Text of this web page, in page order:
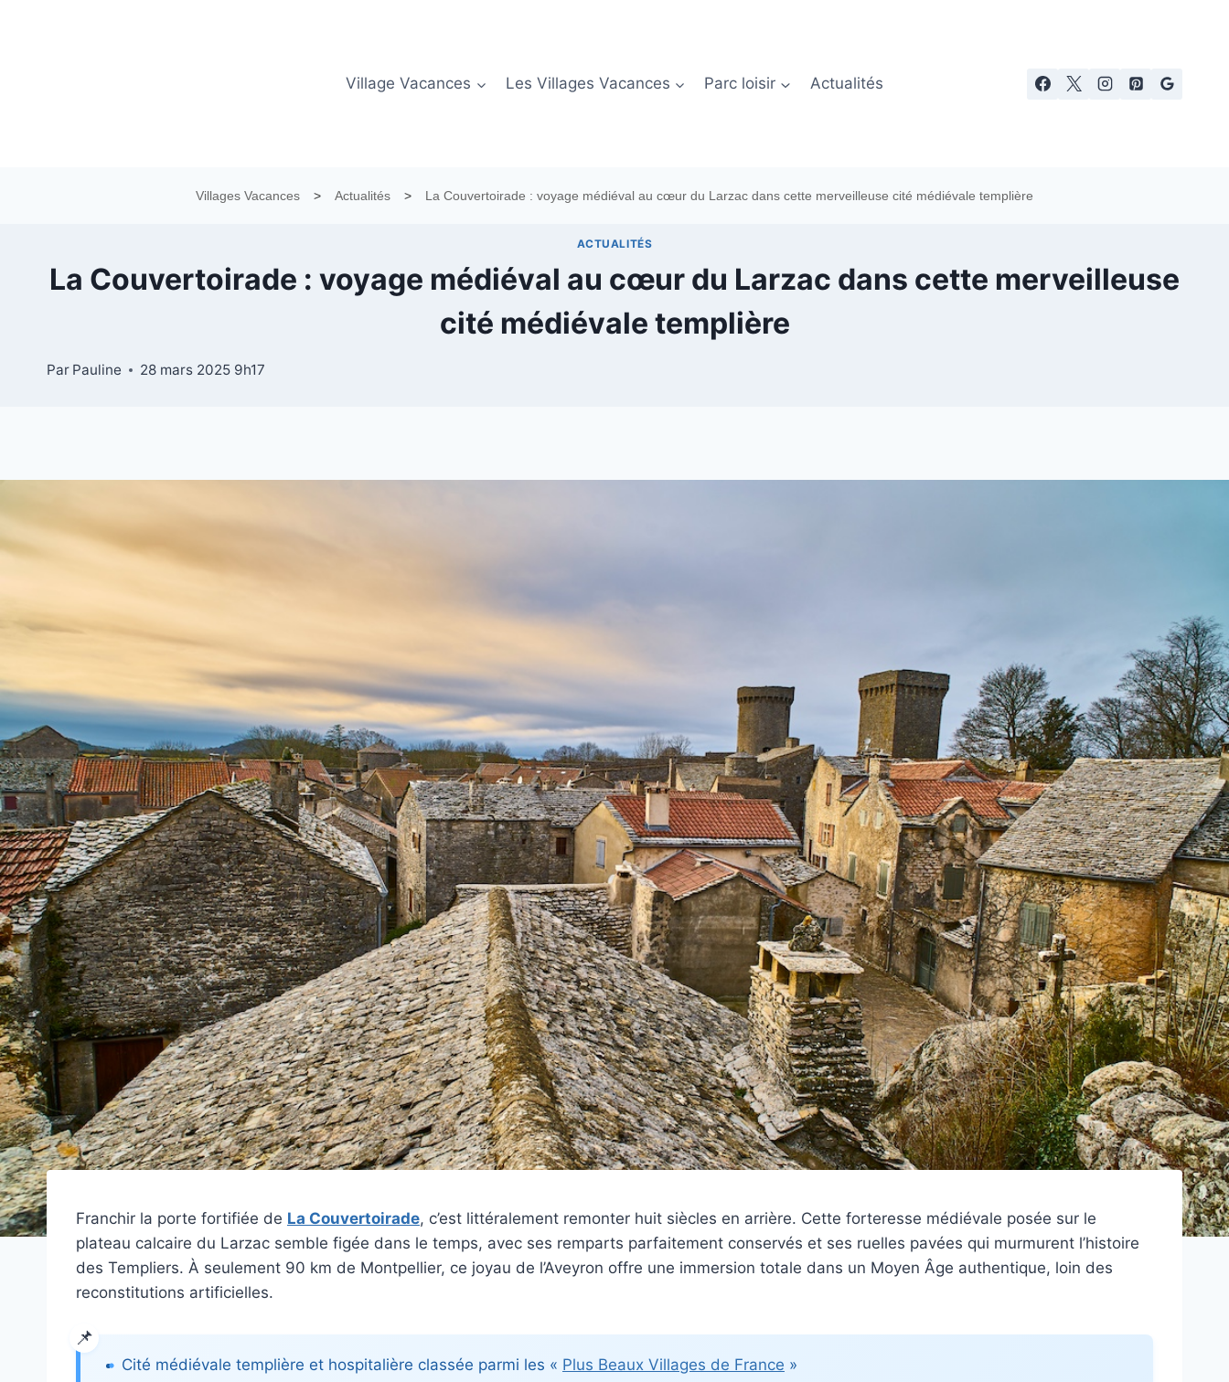
Village Vacances
Les Villages Vacances Parc loisir Actualités
Villages Vacances > Actualités > La Couvertoirade : voyage médiéval au cœur du Larzac dans cette merveilleuse cité médiévale templière
ACTUALITÉS
La Couvertoirade : voyage médiéval au cœur du Larzac dans cette merveilleuse
cité médiévale templière
Par Pauline 28 mars 2025 9h17
Franchir la porte fortifiée de La Couvertoirade, c’est littéralement remonter huit siècles en arrière. Cette forteresse médiévale posée sur le
plateau calcaire du Larzac semble figée dans le temps, avec ses remparts parfaitement conservés et ses ruelles pavées qui murmurent l’histoire
des Templiers. À seulement 90 km de Montpellier, ce joyau de l’Aveyron offre une immersion totale dans un Moyen Âge authentique, loin des
reconstitutions artificielles.
Cité médiévale templière et hospitalière classée parmi les « Plus Beaux Villages de France »